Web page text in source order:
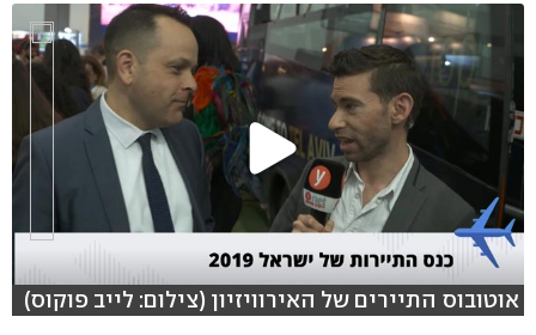
אוטובוס התיירים של האירוויזיון (צילום: לייב פוקוס)